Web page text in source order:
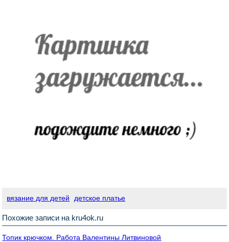
вязание для детей детское платье
Похожие записи на kru4ok.ru
Топик крючком. Работа Валентины Литвиновой